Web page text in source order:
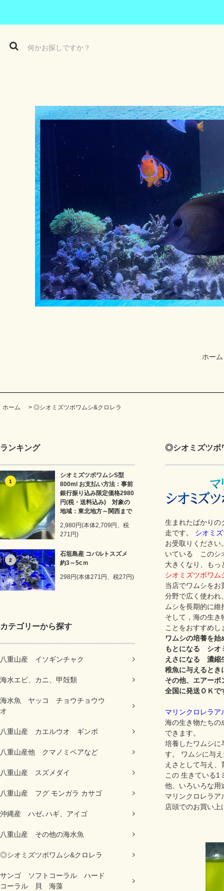
ホーム
ホーム > ◎シオミズツボワムシ&クロレラ
ランキング
1
シオミズツボワムシS型
800ml お支払い方法：事前
銀行振り込み限定価格2980
円(税・送料込み) 対象の
地域：東北地方～関西まで
2,980円(本体2,709円、税
271円)
2
石垣島産 コバルトスズメ
約3～5cｍ
298円(本体271円、税27円)
カテゴリーから探す
八重山産 イソギンチャク
海水エビ、カニ、甲殻類
海水魚 ヤッコ チョウチョウウ
オ
八重山産 カエルウオ ギンポ
八重山産他 クマノミペアなど
八重山産 スズメダイ
八重山産 フグ モンガラ カサゴ
沖縄産 ハゼ､ハギ、アイゴ
八重山産 その他の海水魚
◎シオミズツボワムシ&クロレラ
サンゴ ソフトコーラル ハード
コーラル 貝 海藻
◎シオミズツボ
生まれたばかりの
走です。 シオミ
お受取りくださ
いている このシ
大きくなり、もっ
シオミズツボワム
当店でワムシをお
分野で広く使われ
ムシを長期的に
そして，海の生き
ことをおすすめ
ワムシの培養を
もとになる シオ
えさになる 濃縮
稚魚に与えるとき
その他、エアーポ
全国に発送ＯＫで
マリンクロレラア
海の生き物たち
できます。
培養したワムシに
す。 ワムシに与
えさとして与え
この 生きている1
他、いろいろな用
マリンクロレラア
店頭でのお買い